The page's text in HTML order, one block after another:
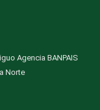
Agencia BANPAIS
Norte